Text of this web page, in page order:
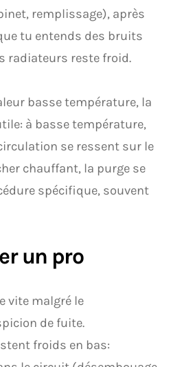
remplissage), après
tu entends des bruits
radiateurs reste froid.
basse température, la
à basse température,
se ressent sur le
chauffant, la purge se
spécifique, souvent
un pro
vite malgré le
de fuite.
froids en bas: